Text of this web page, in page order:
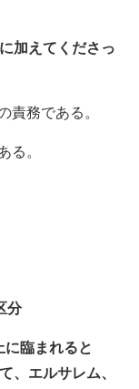
加えてくださっ
責務である。
る。
分
に臨まれると
、エルサレム、